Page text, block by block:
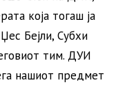
која тогаш ја
Бејли, Субхи
тим. ДУИ
нашиот предмет